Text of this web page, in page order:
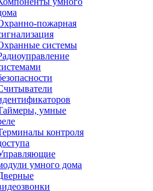
пожарная
системы
умные
контроля
умного дома